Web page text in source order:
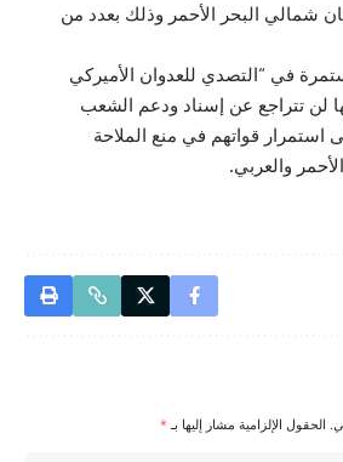
شمالي البحر الأحمر وذلك بعدد من
في “التصدي للعدوان الأميركي
لن تتراجع عن إسناد ودعم الشعب
استمرار قواتهم في منع الملاحة
والعربي.
الحقول الإلزامية مشار إليها بـ *